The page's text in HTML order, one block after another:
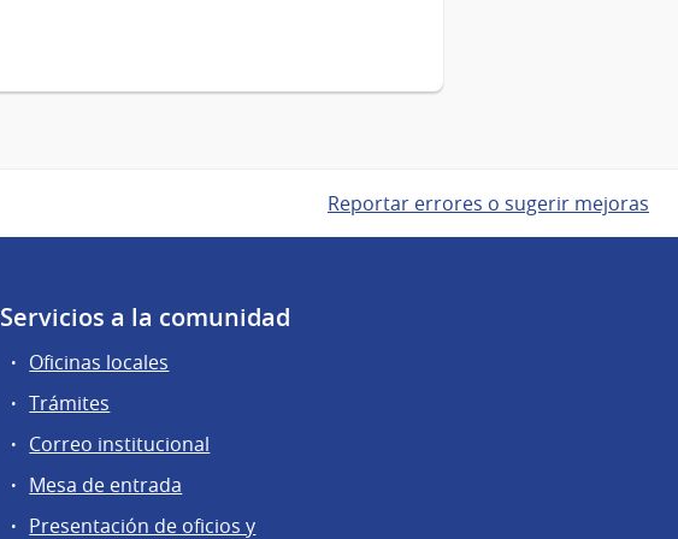
Reportar errores o sugerir mejoras
Servicios a la comunidad
Oficinas locales
Trámites
Correo institucional
Mesa de entrada
Presentación de oficios y